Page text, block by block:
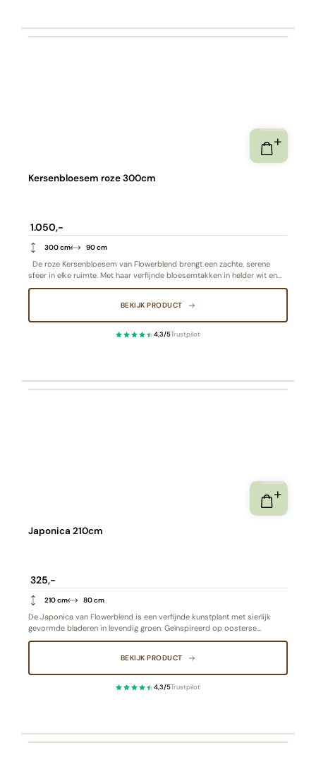
Kersenbloesem roze 300cm
1.050,-
300 cm 90 cm
sfeer in elke ruimte. Met haar verfijnde bloesemtakken in helder wit en
een levensechte vertakking is deze kunstplant een symbool van pure
BEKIJK PRODUCT
4,3/5Trustpilot·
Japonica 210cm
325,-
210 cm 80 cm
De Japonica van Flowerblend is een verfijnde kunstplant met sierlijk
gevormde bladeren in levendig groen. Geïnspireerd op oosterse
elegantie, brengt ze rust en balans in elke ruimte. De hoge kwaliteit en
alternatief voor écht groenBEKIJK PRODUCT
4,3/5Trustpilot·